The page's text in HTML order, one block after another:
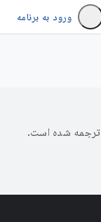
ورود به برنامه
ترجمه شده است.